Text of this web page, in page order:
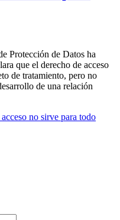
Protección de Datos ha
que el derecho de acceso
de tratamiento, pero no
de una relación
no sirve para todo